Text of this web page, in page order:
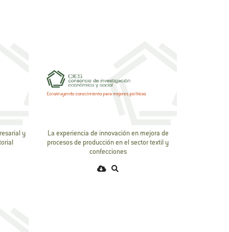
y
La experiencia de innovación en mejora de
procesos de producción en el sector textil y
confecciones